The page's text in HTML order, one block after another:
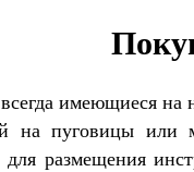
имеющиеся
на пуговицы
размещения